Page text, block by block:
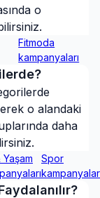
o
Fitmoda
kampanyaları
o alandaki
daha
Yaşam
Spor